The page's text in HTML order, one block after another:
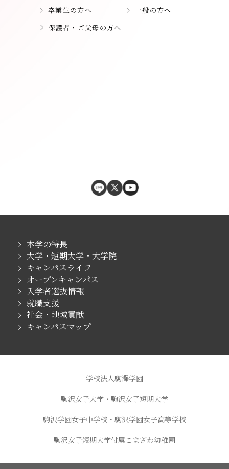
卒業生の方へ
一般の方へ
保護者・ご父母の方へ
本学の特長
大学・短期大学・大学院
キャンパスライフ
オープンキャンパス
入学者選抜情報
就職支援
社会・地域貢献
キャンパスマップ
学校法人駒澤学園
駒沢女子大学・駒沢女子短期大学
駒沢学園女子中学校・駒沢学園女子高等学校
駒沢女子短期大学付属こまざわ幼稚園